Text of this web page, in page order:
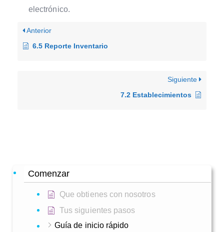
Comenzar
Que obtienes con nosotros
Tus siguientes pasos
Guía de inicio rápido
electrónico.
Anterior
6.5 Reporte Inventario
Siguiente
7.2 Establecimientos